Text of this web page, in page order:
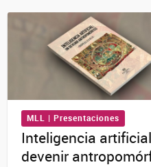
MLL | Presentaciones
Inteligencia
devenir